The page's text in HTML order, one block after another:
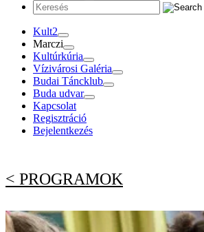
Kult2
Marczi
Kultúrkúria
Vízivárosi Galéria
Budai Táncklub
Buda udvar
Kapcsolat
Regisztráció
Bejelentkezés
< PROGRAMOK